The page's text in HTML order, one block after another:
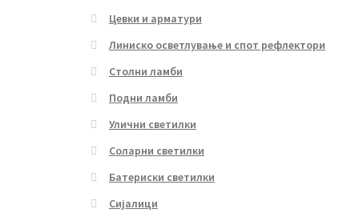
Цевки и арматури
Линиско осветлување и спот рефлектори
Столни ламби
Подни ламби
Улични светилки
Соларни светилки
Батериски светилки
Сијалици